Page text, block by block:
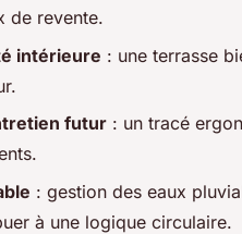
de revente.
intérieure : une terrasse
futur : un tracé
: gestion des eaux
à une logique circulaire.